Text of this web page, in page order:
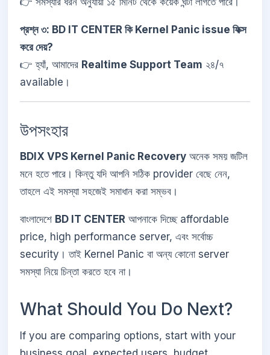
প্রশ্ন ৩: BD IT CENTER কি Kernel Panic issue ফিক্স
করে দেয়?
👉 হ্যাঁ, আমাদের Realtime Support Team ২৪/৭
available।
উপসংহার
BDIX VPS Kernel Panic Recovery অনেক সময় জটিল
মনে হতে পারে। কিন্তু যদি আপনি সঠিক provider বেছে নেন,
তাহলে এই সমস্যা সহজেই সমাধান করা সম্ভব।
বাংলাদেশে BD IT CENTER আপনাকে দিচ্ছে affordable
price, high performance server, এবং সর্বোচ্চ
security। তাই Kernel Panic বা অন্য কোনো server
সমস্যা নিয়ে চিন্তা করতে হবে না।
What Should You Do Next?
If you are comparing options, start with your